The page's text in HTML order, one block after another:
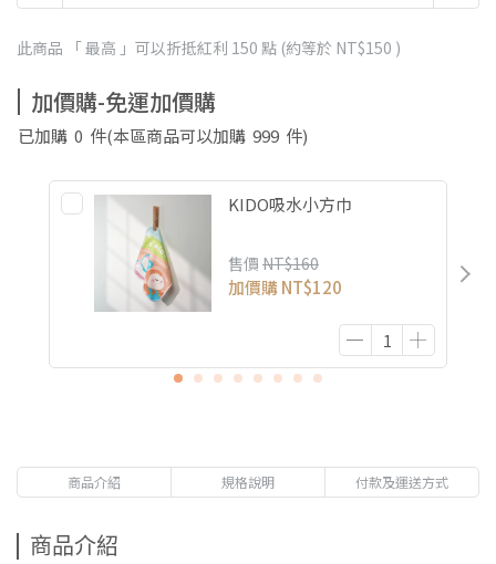
此商品 「 最高 」可以折抵紅利 150 點 (約等於 NT$150 )
加價購-免運加價購
已加購 0 件(本區商品可以加購 999 件)
KIDO吸水小方巾
售價 NT$160
加價購NT$120
商品介紹 規格說明 付款及運送方式
商品介紹